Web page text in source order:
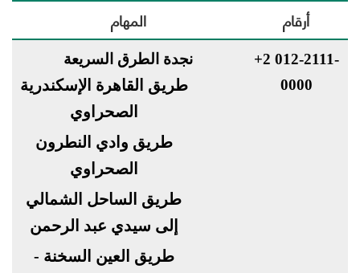
أرقام المهام
+2 012-2111-
0000
نجدة الطرق السريعة
طريق القاهرة الإسكندرية
الصحراوي
طريق وادي النطرون
الصحراوي
طريق الساحل الشمالي
إلى سيدي عبد الرحمن
طريق العين السخنة -